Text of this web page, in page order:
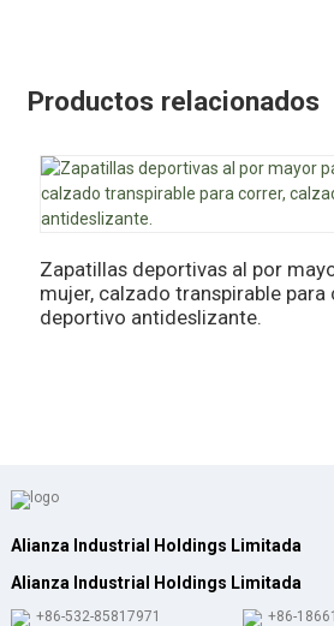
Productos relacionados
Zapatillas deportivas al por
mujer, calzado transpirable para
deportivo antideslizante.
Alianza Industrial Holdings Limitada
Alianza Industrial Holdings Limitada
+86-532-85817971
+86-